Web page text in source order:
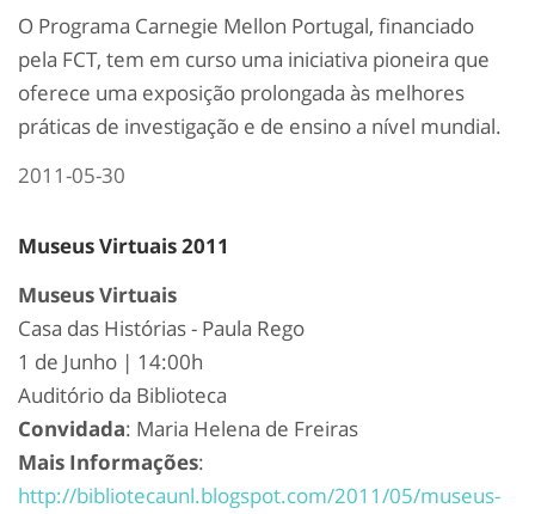
O Programa Carnegie Mellon Portugal, financiado
pela FCT, tem em curso uma iniciativa pioneira que
oferece uma exposição prolongada às melhores
práticas de investigação e de ensino a nível mundial.
2011-05-30
Museus Virtuais 2011
Museus Virtuais
Casa das Histórias - Paula Rego
1 de Junho | 14:00h
Auditório da Biblioteca
Convidada: Maria Helena de Freiras
Mais Informações:
http://bibliotecaunl.blogspot.com/2011/05/museus-